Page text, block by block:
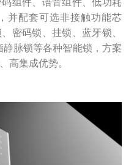
并配套可选非接触功能芯
密码锁、挂锁、蓝牙锁、
脉锁等各种智能锁，方案
高集成优势。